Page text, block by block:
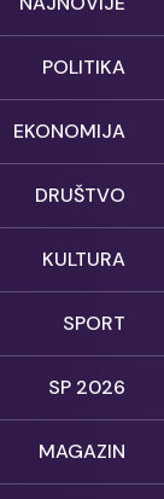
POLITIKA
EKONOMIJA
DRUŠTVO
KULTURA
SPORT
SP 2026
MAGAZIN